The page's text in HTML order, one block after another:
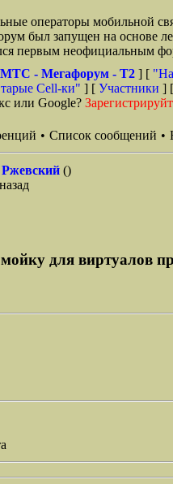
операторы
был запущен на основе
первым неофициальным
МТС - Мегафорум - T2 ] [ "На
Сell-ки" ] [ Участники ] [
или Google?
• Список сообщений •
Ржевский ()
для виртуалов